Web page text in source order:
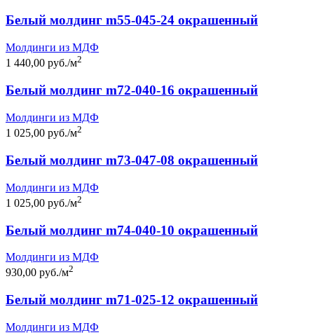
Белый молдинг m55-045-24 окрашенный
Молдинги из МДФ
1 440,00 руб./м2
Белый молдинг m72-040-16 окрашенный
Молдинги из МДФ
1 025,00 руб./м2
Белый молдинг m73-047-08 окрашенный
Молдинги из МДФ
1 025,00 руб./м2
Белый молдинг m74-040-10 окрашенный
Молдинги из МДФ
930,00 руб./м2
Белый молдинг m71-025-12 окрашенный
Молдинги из МДФ